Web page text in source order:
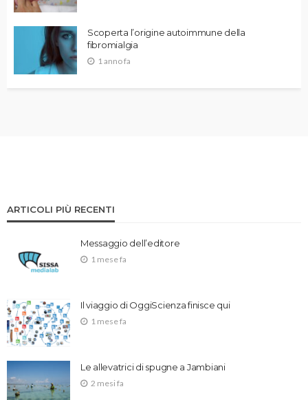
Scoperta l’origine autoimmune della
fibromialgia
1 anno fa
ARTICOLI PIÙ RECENTI
Messaggio dell’editore
1 mese fa
Il viaggio di OggiScienza finisce qui
1 mese fa
Le allevatrici di spugne a Jambiani
2 mesi fa